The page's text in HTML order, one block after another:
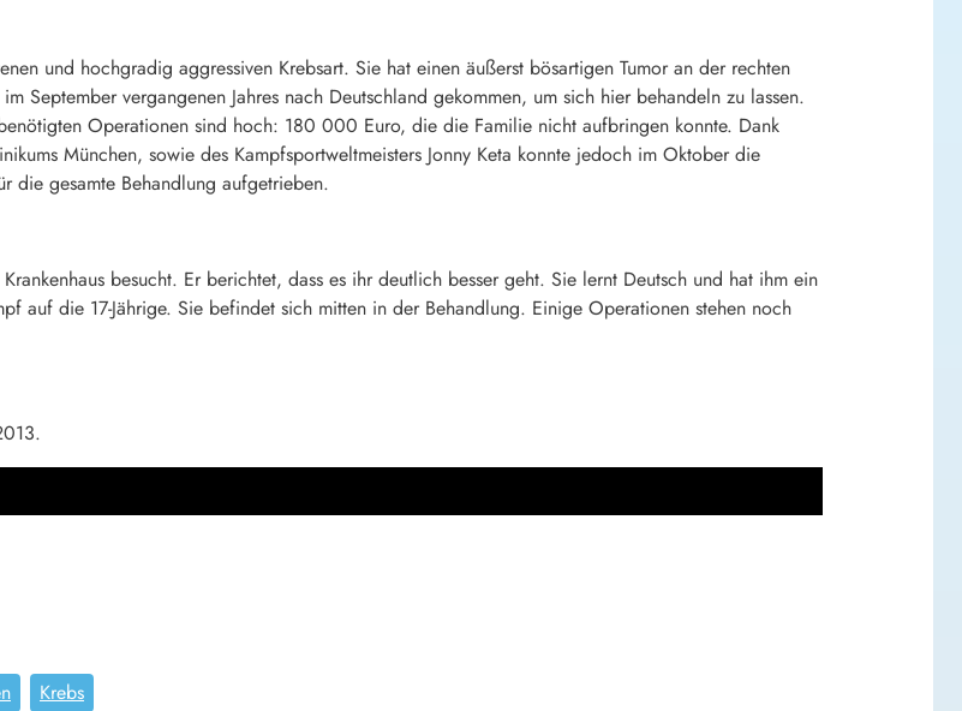
und hochgradig aggressiven Krebsart. Sie hat einen äußerst bösartigen Tumor an der rechten
September vergangenen Jahres nach Deutschland gekommen, um sich hier behandeln zu lassen.
Operationen sind hoch: 180 000 Euro, die die Familie nicht aufbringen konnte. Dank
München, sowie des Kampfsportweltmeisters Jonny Keta konnte jedoch im Oktober die
die gesamte Behandlung aufgetrieben.
besucht. Er berichtet, dass es ihr deutlich besser geht. Sie lernt Deutsch und hat ihm ein
auf die 17-Jährige. Sie befindet sich mitten in der Behandlung. Einige Operationen stehen noch
Krebs